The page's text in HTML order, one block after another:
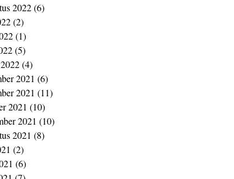
2022(6)
(2)
(1)
(5)
(4)
2021 (6)
2021 (11)
2021 (10)
2021 (10)
2021 (8)
(2)
(6)